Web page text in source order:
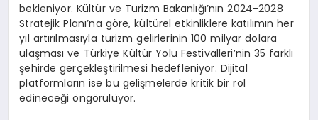
bekleniyor. Kültür ve Turizm Bakanlığı’nın 2024-2028
Stratejik Planı’na göre, kültürel etkinliklere katılımın her
yıl artırılmasıyla turizm gelirlerinin 100 milyar dolara
ulaşması ve Türkiye Kültür Yolu Festivalleri’nin 35 farklı
şehirde gerçekleştirilmesi hedefleniyor. Dijital
platformların ise bu gelişmelerde kritik bir rol
edineceği öngörülüyor.